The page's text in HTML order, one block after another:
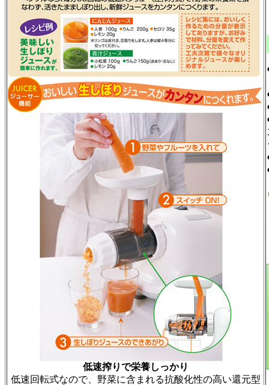
低速搾りで栄養しっかり
低速回転式なので、野菜に含まれる抗酸化性の高い還元型